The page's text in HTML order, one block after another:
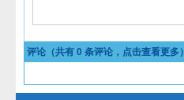
评论（共有 0 条评论，点击查看更多）